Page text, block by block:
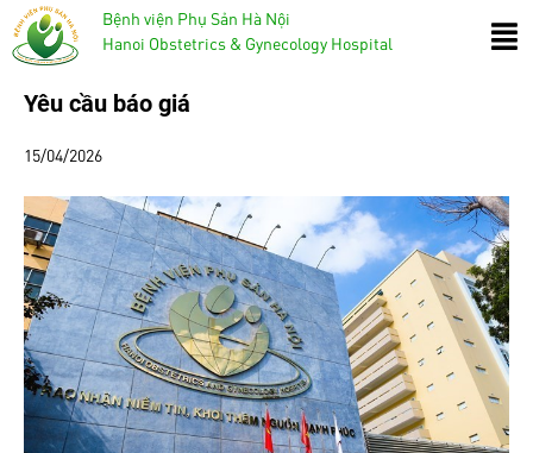
Bệnh viện Phụ Sản Hà Nội
Hanoi Obstetrics & Gynecology Hospital
Yêu cầu báo giá
15/04/2026